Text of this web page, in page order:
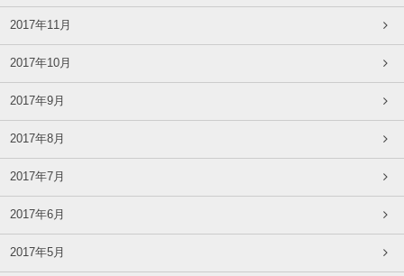
2017年11月
2017年10月
2017年9月
2017年8月
2017年7月
2017年6月
2017年5月